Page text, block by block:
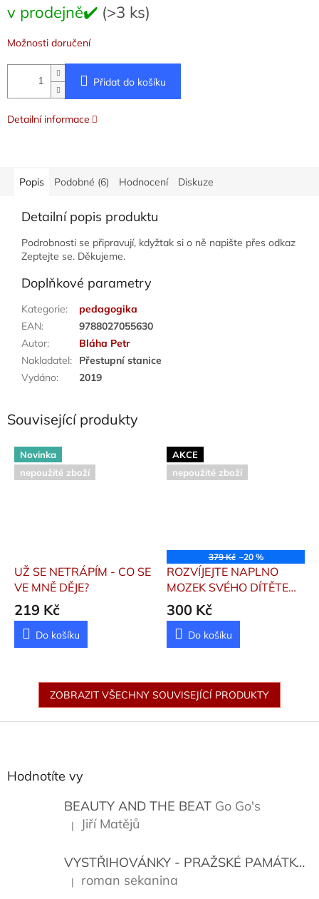
cena:
v prodejně✔️ (>3 ks)
Možnosti doručení
Přidat do košíku
Detailní informace
Popis Podobné (6) Hodnocení Diskuze
Detailní popis produktu
Podrobnosti se připravují, kdyžtak si o ně napište přes odkaz
Zeptejte se. Děkujeme.
Doplňkové parametry
Kategorie:
pedagogika
EAN:
9788027055630
Autor:
Bláha Petr
Nakladatel:
Přestupní stanice
Vydáno: 2019
Související produkty
Novinka
nepoužité zboží
UŽ SE NETRÁPÍM - CO SE
VE MNĚ DĚJE?
219 Kč
Do košíku
AKCE
nepoužité zboží
379 Kč –20 %
ROZVÍJEJTE NAPLNO
MOZEK SVÉHO DÍTĚTE
Daniel J. Siegel
300 Kč
Do košíku
ZOBRAZIT VŠECHNY SOUVISEJÍCÍ PRODUKTY
Hodnotíte vy
BEAUTY AND THE BEAT Go Go's
Hodnocení produktu je 5 z 5 hvězdiček.
| Jiří Matějů
VYSTŘIHOVÁNKY - PRAŽSKÉ PAMÁTKY
Hodnocení produktu je 5 z 5 hvězdiček.
| roman sekanina